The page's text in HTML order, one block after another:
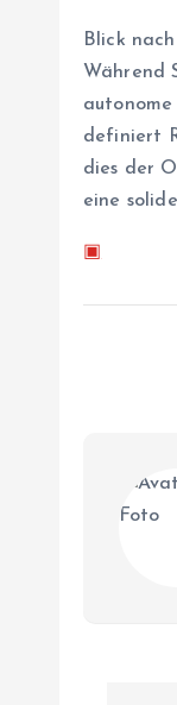
Blick
Während
definiert
dies der
eine
▣